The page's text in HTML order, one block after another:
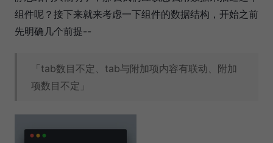
组件呢？接下来就来考虑一下组件的数据结构，开始之前
先明确几个前提--
「tab数目不定、tab与附加项内容有联动、附加
项数目不定」